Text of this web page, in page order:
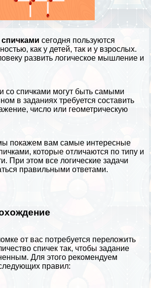
сегодня пользуются
как у детей, так и у взрослых.
развить логическое мышление и
со спичками могут быть самыми
в заданиях требуется составить
число или геометрическую
покажем вам самые интересные
которые отличаются по типу и
При этом все логические задачи
правильными ответами.
от вас потребуется переложить
спичек так, чтобы задание
Для этого рекомендуем
правил: